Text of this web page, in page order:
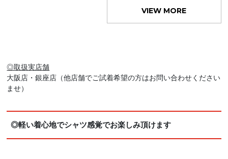
VIEW MORE
◎取扱実店舗
大阪店・銀座店（他店舗でご試着希望の方はお問い合わせください
ませ）
◎軽い着心地でシャツ感覚でお楽しみ頂けます